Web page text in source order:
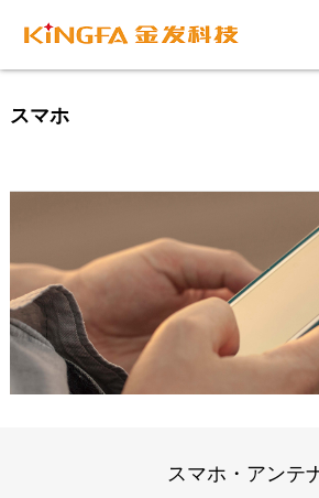
スマホ
スマホ・アンテ